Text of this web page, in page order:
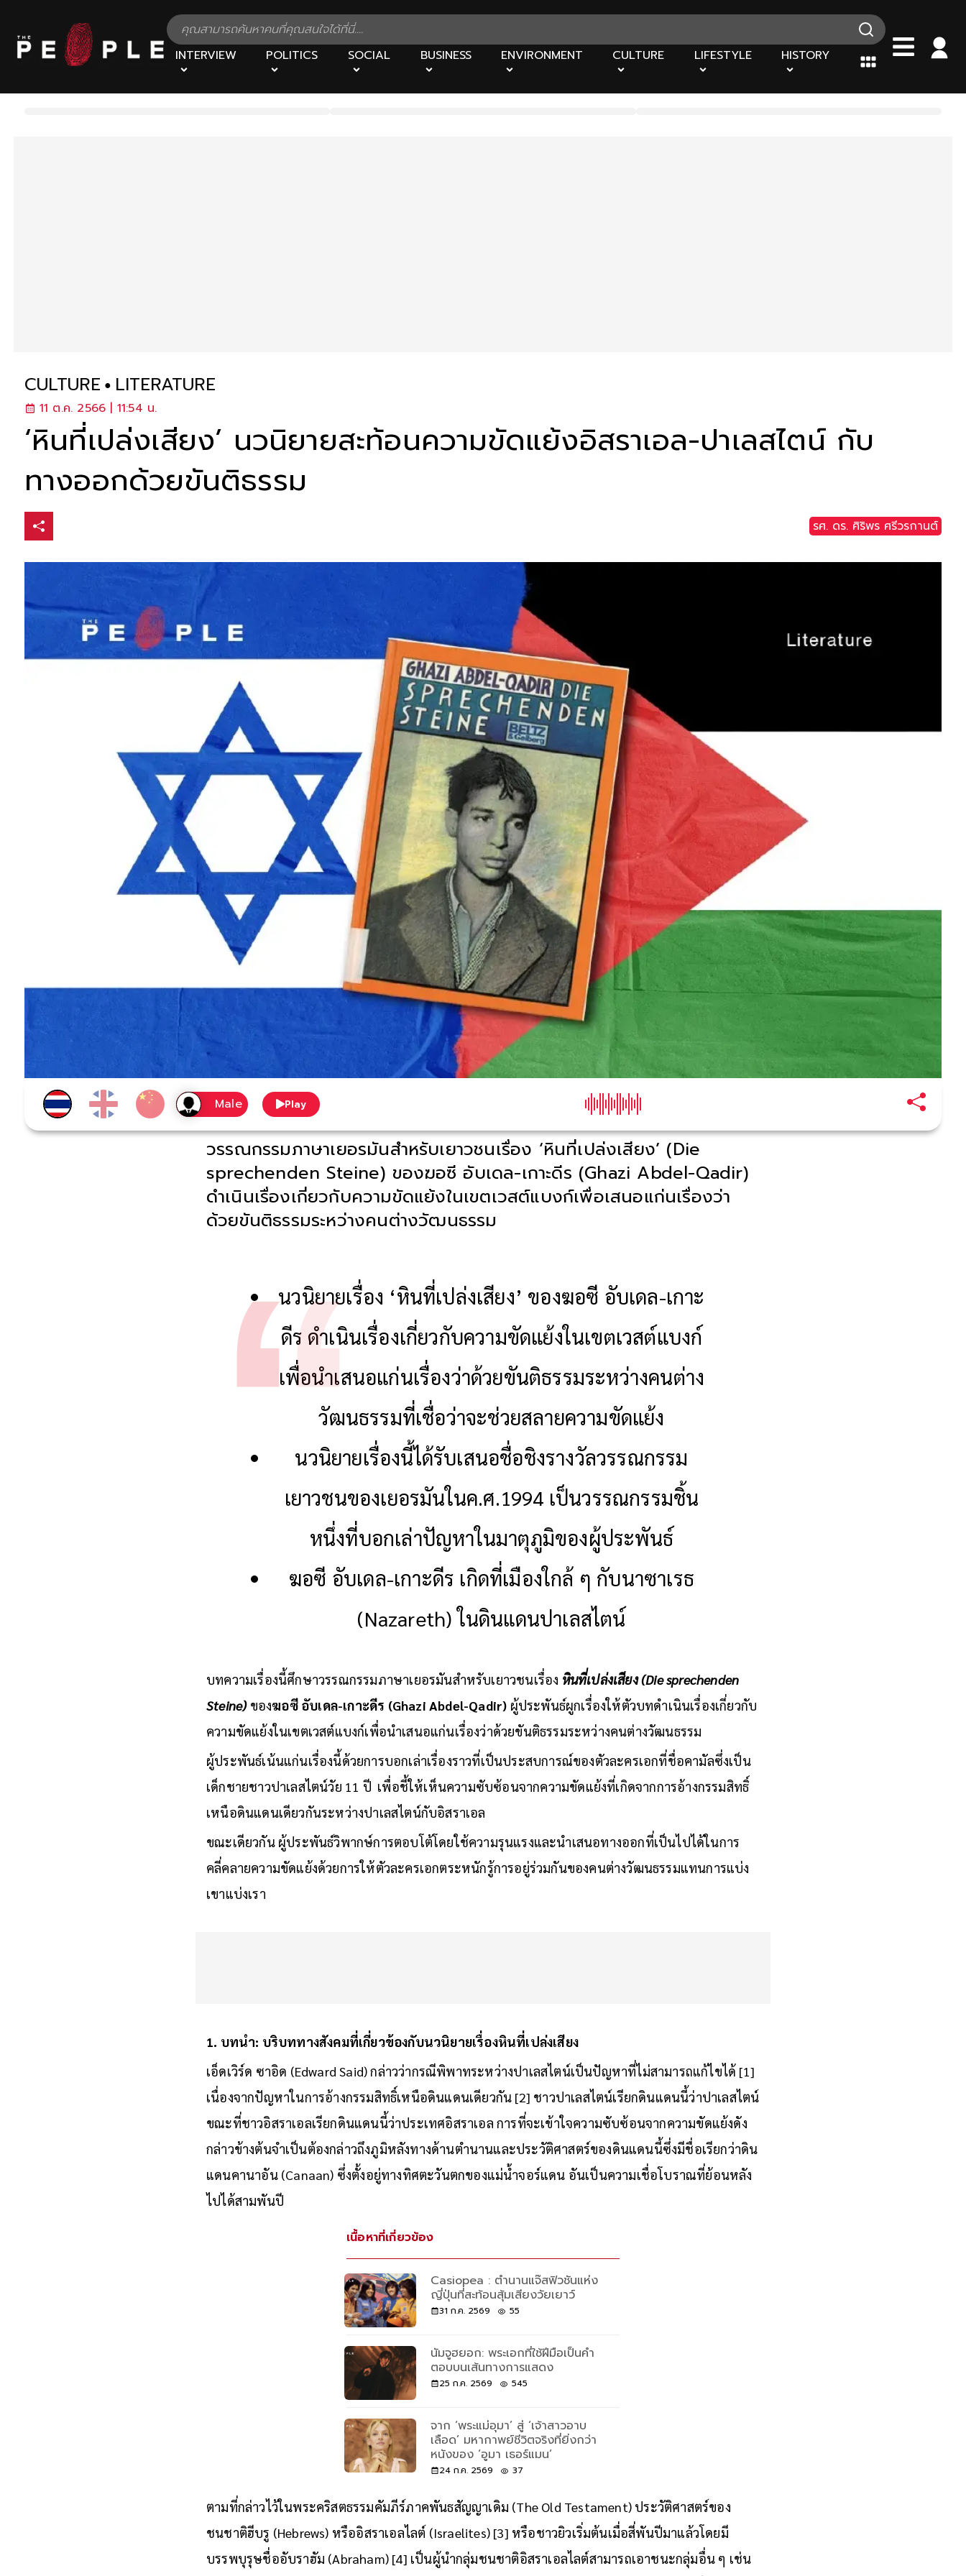
INTERVIEW POLITICS SOCIAL BUSINESS ENVIRONMENT CULTURE LIFESTYLE HISTORY
CULTURE LITERATURE
11 ต.ค. 2566 | 11:54 น.
‘หินที่เปล่งเสียง’ นวนิยายสะท้อนความขัดแย้งอิสราเอล-ปาเลสไตน์ กับ
ทางออกด้วยขันติธรรม
รศ. ดร. ศิริพร ศรีวรกานต์
Play
วรรณกรรมภาษาเยอรมันสำหรับเยาวชนเรื่อง ‘หินที่เปล่งเสียง’ (Die
sprechenden Steine) ของฆอซี อับเดล-เกาะดีร (Ghazi Abdel-Qadir)
ดำเนินเรื่องเกี่ยวกับความขัดแย้งในเขตเวสต์แบงก์เพื่อเสนอแก่นเรื่องว่า
ด้วยขันติธรรมระหว่างคนต่างวัฒนธรรม
นวนิยายเรื่อง ‘หินที่เปล่งเสียง’ ของฆอซี อับเดล-เกาะ
ดีร ดำเนินเรื่องเกี่ยวกับความขัดแย้งในเขตเวสต์แบงก์
เพื่อนำเสนอแก่นเรื่องว่าด้วยขันติธรรมระหว่างคนต่าง
วัฒนธรรมที่เชื่อว่าจะช่วยสลายความขัดแย้ง
นวนิยายเรื่องนี้ได้รับเสนอชื่อชิงรางวัลวรรณกรรม
เยาวชนของเยอรมันในค.ศ.1994 เป็นวรรณกรรมชิ้น
หนึ่งที่บอกเล่าปัญหาในมาตุภูมิของผู้ประพันธ์
ฆอซี อับเดล-เกาะดีร เกิดที่เมืองใกล้ ๆ กับนาซาเรธ
(Nazareth) ในดินแดนปาเลสไตน์
บทความเรื่องนี้ศึกษาวรรณกรรมภาษาเยอรมันสำหรับเยาวชนเรื่อง หินที่เปล่งเสียง (Die sprechenden
Steine)ของฆอซี อับเดล-เกาะดีร (Ghazi Abdel-Qadir) ผู้ประพันธ์ผูกเรื่องให้ตัวบทดำเนินเรื่องเกี่ยวกับ
ความขัดแย้งในเขตเวสต์แบงก์เพื่อนำเสนอแก่นเรื่องว่าด้วยขันติธรรมระหว่างคนต่างวัฒนธรรม
ผู้ประพันธ์เน้นแก่นเรื่องนี้ด้วยการบอกเล่าเรื่องราวที่เป็นประสบการณ์ของตัวละครเอกที่ชื่อคามัลซึ่งเป็น
เด็กชายชาวปาเลสไตน์วัย 11 ปี เพื่อชี้ให้เห็นความซับซ้อนจากความขัดแย้งที่เกิดจากการอ้างกรรมสิทธิ์
เหนือดินแดนเดียวกันระหว่างปาเลสไตน์กับอิสราเอล
ขณะเดียวกัน ผู้ประพันธ์วิพากษ์การตอบโต้โดยใช้ความรุนแรงและนำเสนอทางออกที่เป็นไปได้ในการ
คลี่คลายความขัดแย้งด้วยการให้ตัวละครเอกตระหนักรู้การอยู่ร่วมกันของคนต่างวัฒนธรรมแทนการแบ่ง
เขาแบ่งเรา
1. บทนำ: บริบททางสังคมที่เกี่ยวข้องกับนวนิยายเรื่องหินที่เปล่งเสียง
เอ็ดเวิร์ด ซาอิด (Edward Said) กล่าวว่ากรณีพิพาทระหว่างปาเลสไตน์เป็นปัญหาที่ไม่สามารถแก้ไขได้ [1]
เนื่องจากปัญหาในการอ้างกรรมสิทธิ์เหนือดินแดนเดียวกัน [2] ชาวปาเลสไตน์เรียกดินแดนนี้ว่าปาเลสไตน์
ขณะที่ชาวอิสราเอลเรียกดินแดนนี้ว่าประเทศอิสราเอล การที่จะเข้าใจความซับซ้อนจากความขัดแย้งดัง
กล่าวข้างต้นจำเป็นต้องกล่าวถึงภูมิหลังทางด้านตำนานและประวัติศาสตร์ของดินแดนนี้ซึ่งมีชื่อเรียกว่าดิน
แดนคานาอัน (Canaan) ซึ่งตั้งอยู่ทางทิศตะวันตกของแม่น้ำจอร์แดน อันเป็นความเชื่อโบราณที่ย้อนหลัง
ไปได้สามพันปี
เนื้อหาที่เกี่ยวข้อง
Casiopea : ตำนานแจ๊สฟิวชันแห่ง
ญี่ปุ่นที่สะท้อนสุ้มเสียงวัยเยาว์
31 ก.ค. 2569 55
นัมจูฮยอก: พระเอกที่ใช้ฝีมือเป็นคำ
ตอบบนเส้นทางการแสดง
25 ก.ค. 2569 545
จาก ‘พระแม่อุมา’ สู่ ‘เจ้าสาวอาบ
เลือด’ มหากาพย์ชีวิตจริงที่ยิ่งกว่า
หนังของ ‘อูมา เธอร์แมน’
24 ก.ค. 2569 37
ตามที่กล่าวไว้ในพระคริสตธรรมคัมภีร์ภาคพันธสัญญาเดิม (The Old Testament) ประวัติศาสตร์ของ
ชนชาติฮีบรู (Hebrews) หรืออิสราเอลไลต์ (Israelites) [3] หรือชาวยิวเริ่มต้นเมื่อสี่พันปีมาแล้วโดยมี
บรรพบุรุษชื่ออับราฮัม (Abraham) [4] เป็นผู้นำกลุ่มชนชาติอิสราเอลไลต์สามารถเอาชนะกลุ่มอื่น ๆ เช่น